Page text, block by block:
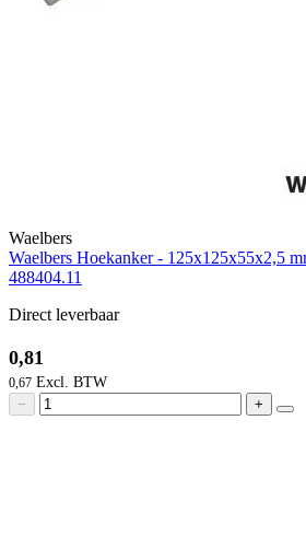
Waelbers
Waelbers Hoekanker - 125x125x55x2,5
488404.11
Direct leverbaar
0,81
0,67
− +